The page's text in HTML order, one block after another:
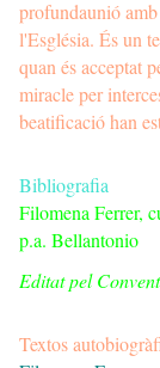
profundaunió
l'Església. És un
quan és acceptat
miracle per
beatificació han
Bibliografia
Filomena Ferrer,
p.a. Bellantonio
Editat pel
Textos